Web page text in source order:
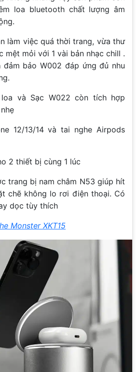
loa bluetooth chất lượng âm
làm việc quá thời trang, vừa thư
mệt mỏi với 1 vài bản nhạc chill .
bảo W002 đáp ứng đủ nhu
và Sạc W022 còn tích hợp
12/13/14 và tai nghe Airpods
2 thiết bị cùng 1 lúc
trang bị nam châm N53 giúp hít
chẽ không lo rơi điện thoại. Có
dọc tùy thích
Monster XKT15